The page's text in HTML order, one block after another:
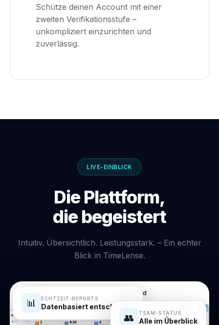
Schütze deinen Account mit einer
zweiten Verifikationsstufe –
unkompliziert einzurichten und
zuverlässig.
LIVE-EINBLICK
Die Plattform,
die begeistert
Intuitiv. Übersichtlich. Leistungsstark. – Ein echter
Blick in TimeLense.
TimeLense – Dashboard
📊 Datenbasiert entscheiden
👥 TEAM-STATUS